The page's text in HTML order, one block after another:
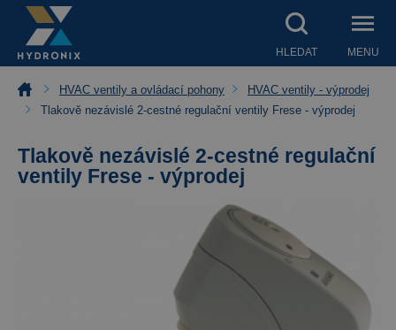
HLEDAT MENU
HVAC ventily a ovládací pohony
HVAC ventily - výprodej
Tlakově nezávislé 2-cestné regulační ventily Frese - výprodej
Tlakově nezávislé 2-cestné regulační
ventily Frese - výprodej